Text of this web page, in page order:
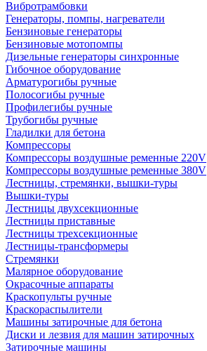
Вибротрамбовки
Генераторы, помпы, нагреватели
Бензиновые генераторы
Бензиновые мотопомпы
Дизельные генераторы синхронные
Гибочное оборудование
Арматурогибы ручные
Полосогибы ручные
Профилегибы ручные
Трубогибы ручные
Гладилки для бетона
Компрессоры
Компрессоры воздушные ременные 220V
Компрессоры воздушные ременные 380V
Лестницы, стремянки, вышки-туры
Вышки-туры
Лестницы двухсекционные
Лестницы приставные
Лестницы трехсекционные
Лестницы-трансформеры
Стремянки
Малярное оборудование
Окрасочные аппараты
Краскопульты ручные
Краскораспылители
Машины затирочные для бетона
Диски и лезвия для машин затирочных
Затирочные машины